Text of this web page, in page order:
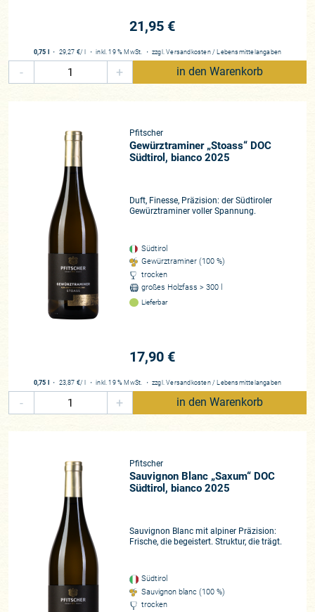
Daniel und Hannes Pfitscher
Rebfläche
Rebsorten
Pinot Nero, Lagrein, Pinot Bianco, Chardonnay, Gewürztraminer,
Sauvignon Blanc
Beste Lagen
Historie
Weinbau seit 1861
Das Weingut Pfitscher ist ein echtes Juwel. Es vereint die
und einer modernen Anschauung und Ausrichtung. Jeder
Wein ist Ausdruck der Höhenlagen, der Böden und der
21,95 €
0,75 l ・ 29,27 €/ l ・inkl. 19 % MwSt. ・ zzgl.Versandkosten / Lebensmittelangaben
- + in den Warenkorb
Pfitscher
Gewürztraminer „Stoass“ DOC
Südtirol, bianco 2025
Duft, Finesse, Präzision: der Südtiroler
Gewürztraminer voller Spannung.
Südtirol
Gewürztraminer (100 %)
trocken
großes Holzfass > 300 l
Lieferbar
17,90 €
0,75 l ・ 23,87 €/ l ・inkl. 19 % MwSt. ・ zzgl.Versandkosten / Lebensmittelangaben
- + in den Warenkorb
Pfitscher
Sauvignon Blanc „Saxum“ DOC
Südtirol, bianco 2025
Sauvignon Blanc mit alpiner Präzision:
Frische, die begeistert. Struktur, die trägt.
Südtirol
Sauvignon blanc (100 %)
trocken